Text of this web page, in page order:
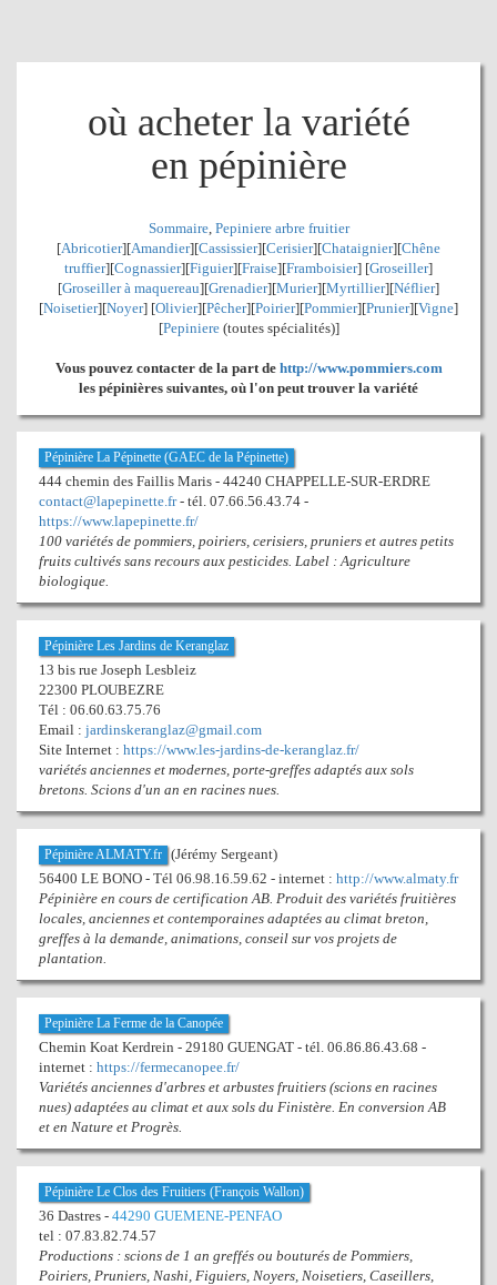
où acheter la variété
en pépinière
Sommaire, Pepiniere arbre fruitier
[Abricotier][Amandier][Cassissier][Cerisier][Chataignier][Chêne
truffier][Cognassier][Figuier][Fraise][Framboisier] [Groseiller]
[Groseiller à maquereau][Grenadier][Murier][Myrtillier][Néflier]
[Noisetier][Noyer] [Olivier][Pêcher][Poirier][Pommier][Prunier][Vigne]
[Pepiniere(toutes spécialités)]
Vous pouvez contacter de la part de http://www.pommiers.com
les pépinières suivantes, où l'on peut trouver la variété
Pépinière La Pépinette (GAEC de la Pépinette)
444 chemin des Faillis Maris - 44240 CHAPPELLE-SUR-ERDRE
contact@lapepinette.fr- tél. 07.66.56.43.74 -
https://www.lapepinette.fr/
100 variétés de pommiers, poiriers, cerisiers, pruniers et autres petits
fruits cultivés sans recours aux pesticides. Label : Agriculture
biologique.
Pépinière Les Jardins de Keranglaz
13 bis rue Joseph Lesbleiz
22300 PLOUBEZRE
Tél : 06.60.63.75.76
Email : jardinskeranglaz@gmail.com
Site Internet : https://www.les-jardins-de-keranglaz.fr/
variétés anciennes et modernes, porte-greffes adaptés aux sols
bretons. Scions d'un an en racines nues.
Pépinière ALMATY.fr (Jérémy Sergeant)
56400 LE BONO - Tél 06.98.16.59.62 - internet : http://www.almaty.fr
Pépinière en cours de certification AB. Produit des variétés fruitières
locales, anciennes et contemporaines adaptées au climat breton,
greffes à la demande, animations, conseil sur vos projets de
plantation.
Pepinière La Ferme de la Canopée
Chemin Koat Kerdrein - 29180 GUENGAT - tél. 06.86.86.43.68 -
internet : https://fermecanopee.fr/
Variétés anciennes d'arbres et arbustes fruitiers (scions en racines
nues) adaptées au climat et aux sols du Finistère. En conversion AB
et en Nature et Progrès.
Pépinière Le Clos des Fruitiers (François Wallon)
36 Dastres - 44290 GUEMENE-PENFAO
tel : 07.83.82.74.57
Productions : scions de 1 an greffés ou bouturés de Pommiers,
Poiriers, Pruniers, Nashi, Figuiers, Noyers, Noisetiers, Caseillers,